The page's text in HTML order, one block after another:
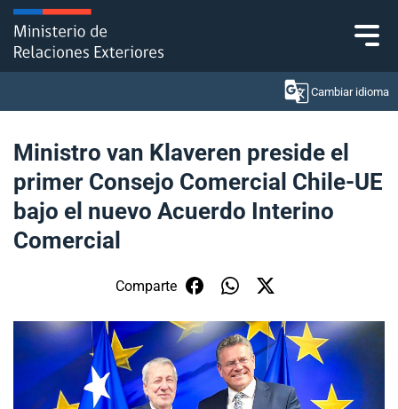
Click acá para ir directamente al contenido
Cambiar idioma
Ministerio
Política Exterior
Subsecretaría de Relaciones Económicas
Internacionales
Ministro van Klaveren preside el
primer Consejo Comercial Chile-UE
bajo el nuevo Acuerdo Interino
Comercial
Comparte